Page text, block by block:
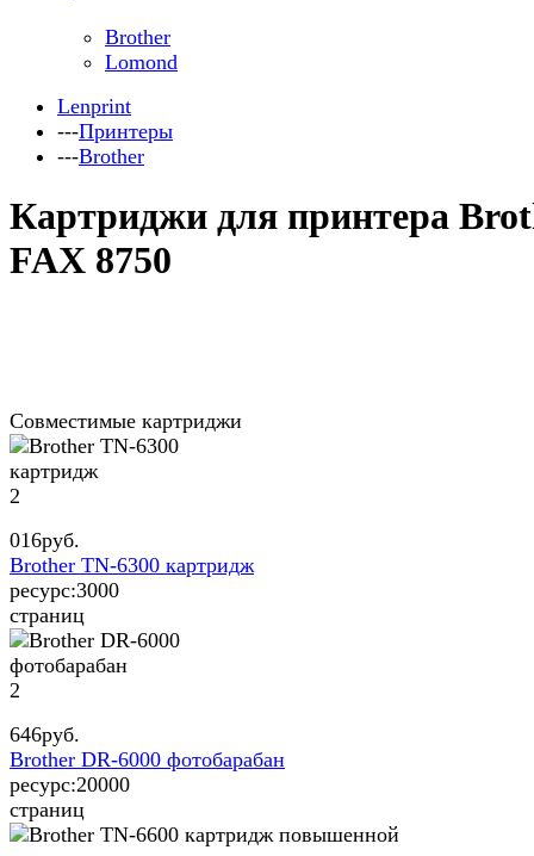
Brother
Lomond
Lenprint
---Принтеры
---Brother
Картриджи для принтера
FAX 8750
Совместимые картриджи
2
016руб.
Brother TN-6300 картридж
ресурс:3000
страниц
2
646руб.
Brother DR-6000 фотобарабан
ресурс:20000
страниц